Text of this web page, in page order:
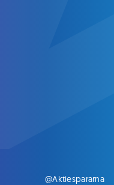
@Aktiespararna